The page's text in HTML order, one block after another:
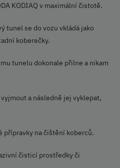
KODIAQ v maximální čistotě.
tunel se do vozu vkládá jako
koberečky.
tunelu dokonale přilne a nikam
a následně jej vyklepat,
přípravky na čištění koberců.
čisticí prostředky či